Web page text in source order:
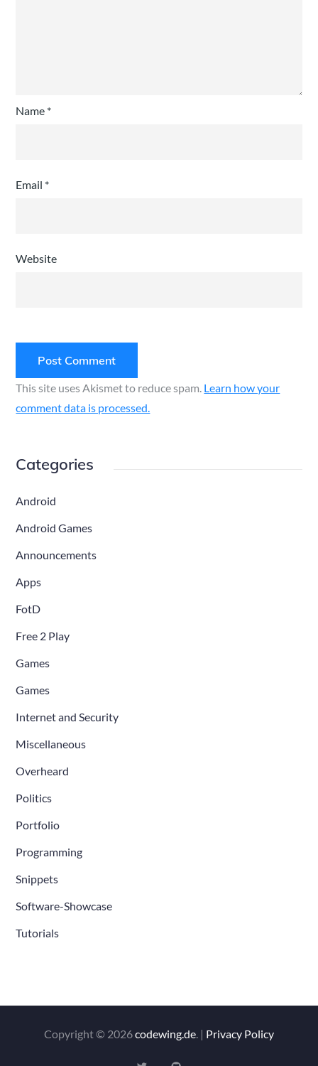
Name *
Email *
Website
This site uses Akismet to reduce spam. Learn how your
comment data is processed.
Categories
Android
Android Games
Announcements
Apps
FotD
Free 2 Play
Games
Games
Internet and Security
Miscellaneous
Overheard
Politics
Portfolio
Programming
Snippets
Software-Showcase
Tutorials
Copyright © 2026codewing.de. | Privacy Policy